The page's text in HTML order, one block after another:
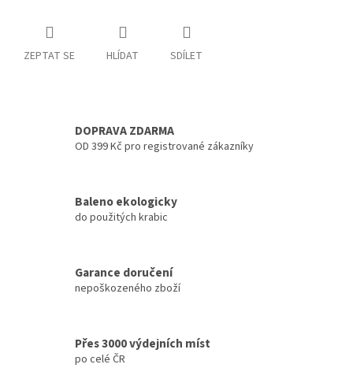
ZEPTAT SE HLÍDAT SDÍLET
DOPRAVA ZDARMA
OD 399 Kč pro registrované zákazníky
Baleno ekologicky
do použitých krabic
Garance doručení
nepoškozeného zboží
Přes 3000 výdejních míst
po celé ČR